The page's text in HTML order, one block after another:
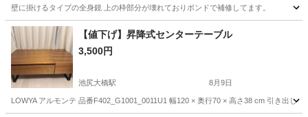
壁に掛けるタイプの全身鏡 上の枠部分が壊れておりボンドで補修してます。
東京 足立区 六町駅 ミラー/鏡
【値下げ】昇降式センターテーブル
3,500円
池尻大橋駅 8月9日
LOWYA アルモンテ 品番F402_G1001_0011U1 幅120 × 奥行70 × 高さ38 cm 引き出し